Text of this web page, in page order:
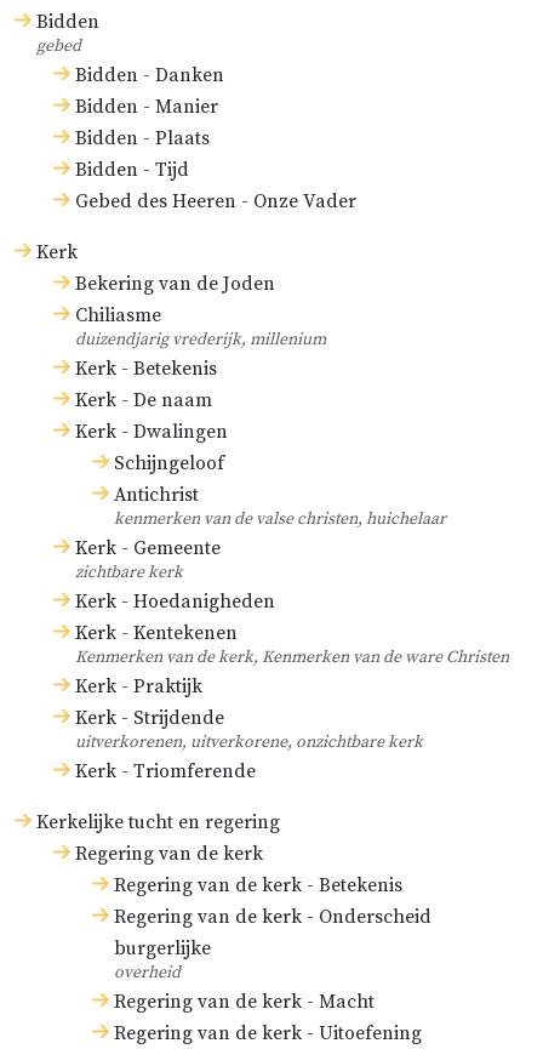
Bidden
gebed
Bidden - Danken
Bidden - Manier
Bidden - Plaats
Bidden - Tijd
Gebed des Heeren - Onze Vader
Kerk
Bekering van de Joden
Chiliasme
duizendjarig vrederijk, millenium
Kerk - Betekenis
Kerk - De naam
Kerk - Dwalingen
Schijngeloof
Antichrist
kenmerken van de valse christen, huichelaar
Kerk - Gemeente
zichtbare kerk
Kerk - Hoedanigheden
Kerk - Kentekenen
Kenmerken van de kerk, Kenmerken van de ware Christen
Kerk - Praktijk
Kerk - Strijdende
uitverkorenen, uitverkorene, onzichtbare kerk
Kerk - Triomferende
Kerkelijke tucht en regering
Regering van de kerk
Regering van de kerk - Betekenis
Regering van de kerk - Onderscheid
burgerlijke
overheid
Regering van de kerk - Macht
Regering van de kerk - Uitoefening